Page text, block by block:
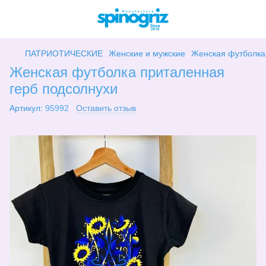
ПАТРИОТИЧЕСКИЕ Женские и мужские Женская
Женская футболка приталенная
герб подсолнухи
Артикул: 95992 Оставить отзыв